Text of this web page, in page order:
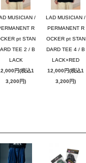
MUSICIAN /
R
pt STAN
TEE 2 / B
LACK
円(税込1
3,200円)
LAD MUSICIAN /
PERMANENT R
OCKER pt STAN
DARD TEE 4 / B
LACK×RED
12,000円(税込1
3,200円)